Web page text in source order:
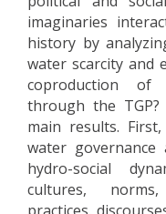
imaginaries
history by
water scarcity and
coproduction of
through the
main results.
water
hydro-social
cultures,